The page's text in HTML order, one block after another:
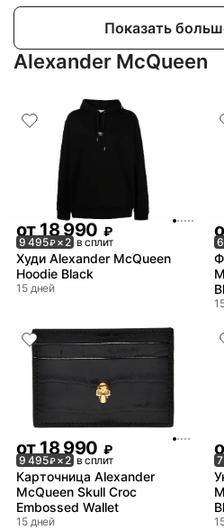
Показать
Alexander McQueen
от 18 990 ₽
9 495₽× 2 в сплит
Худи Alexander McQueen
Hoodie Black
15 дней
от18 990 ₽
9 495₽× 2 в сплит
Карточница Alexander
McQueen Skull Croc
Embossed Wallet
15 дней